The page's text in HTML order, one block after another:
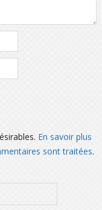
En savoir plus
sont traitées.